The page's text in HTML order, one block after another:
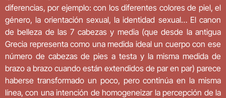
diferencias, por ejemplo: con los diferentes colores de piel, el
género, la orientación sexual, la identidad sexual… El canon
de belleza de las 7 cabezas y media (que desde la antigua
Grecia representa como una medida ideal un cuerpo con ese
número de cabezas de pies a testa y la misma medida de
brazo a brazo cuando están extendidos de par en par) parece
haberse transformado un poco, pero continúa en la misma
línea, con una intención de homogeneizar la percepción de la